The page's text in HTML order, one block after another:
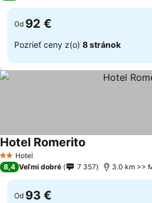
Od 92 €
Pozrieť ceny z(o) 8 stránok
2 Počet hviezdičiek
Hotel
Hotel Romerito
8,4 Veľmi dobré 7 357 3.0 km >>
Od 93 €